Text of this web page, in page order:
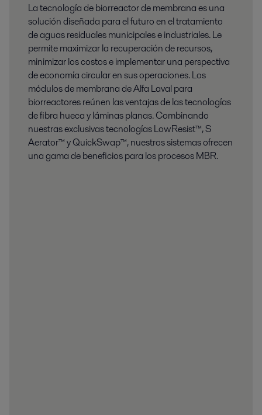
La tecnología de biorreactor de membrana es una
solución diseñada para el futuro en el tratamiento
de aguas residuales municipales e industriales. Le
permite maximizar la recuperación de recursos,
minimizar los costos e implementar una perspectiva
de economía circular en sus operaciones. Los
módulos de membrana de Alfa Laval para
biorreactores reúnen las ventajas de las tecnologías
de fibra hueca y láminas planas. Combinando
nuestras exclusivas tecnologías LowResist™, S
Aerator™ y QuickSwap™, nuestros sistemas ofrecen
una gama de beneficios para los procesos MBR.